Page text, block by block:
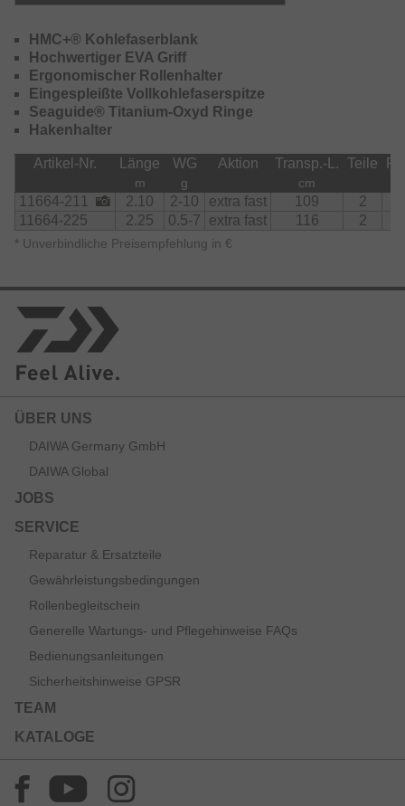
HMC+® Kohlefaserblank
Hochwertiger EVA Griff
Ergonomischer Rollenhalter
Eingespleißte Vollkohlefaserspitze
Seaguide® Titanium-Oxyd Ringe
Hakenhalter
Artikel-Nr. Länge WG Aktion Transp.-L. Teile
m g cm
11664-211 2.10 2-10 extra fast 109 2
11664-225
2.25 0.5-7 extra fast 116 2
* Unverbindliche Preisempfehlung in €
ÜBER UNS
DAIWA Germany GmbH
DAIWA Global
JOBS
SERVICE
Reparatur & Ersatzteile
Gewährleistungsbedingungen
Rollenbegleitschein
Generelle Wartungs- und Pflegehinweise FAQs
Bedienungsanleitungen
Sicherheitshinweise GPSR
TEAM
KATALOGE